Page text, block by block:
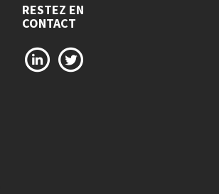
RESTEZ EN
CONTACT
LinkedIn